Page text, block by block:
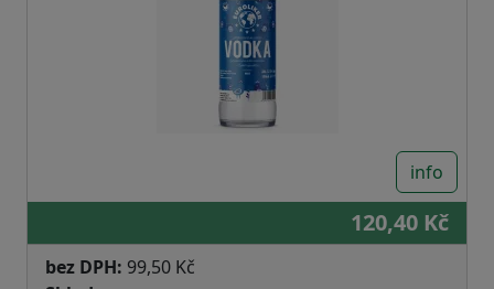
info
120,40 Kč
bez DPH: 99,50 Kč